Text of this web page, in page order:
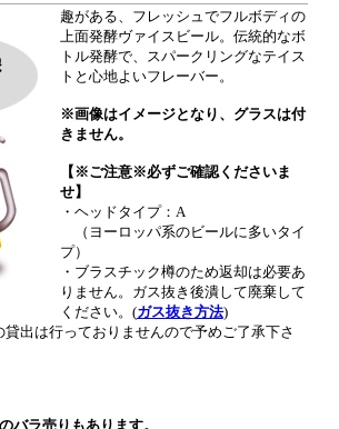
趣がある、フレッシュでフルボディの
上⾯発酵ヴァイスビール。伝統的なボ
トル発酵で、スパークリングなテイス
トと⼼地よいフレーバー。
※画像はイメージとなり、グラスは付
きません。
【※ご注意※必ずご確認くださいま
せ】
・ヘッドタイプ：A
（ヨーロッパ系のビールに多いタイ
プ）
・ブラスチック樽のため返却は必要あ
りません。ガス抜き後潰して廃棄して
ください。(ガス抜き方法)
貸出は行っておりませんので予めご了承下さ
バラ売りもあります。